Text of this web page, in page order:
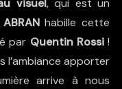
visuel, qui est un
ABRANhabille cette
par Quentin Rossi!
l’ambiance apporter
arrive à nous